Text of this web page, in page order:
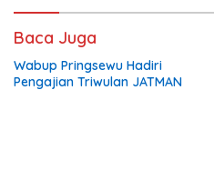
Baca Juga
Wabup Pringsewu Hadiri
Pengajian Triwulan JATMAN